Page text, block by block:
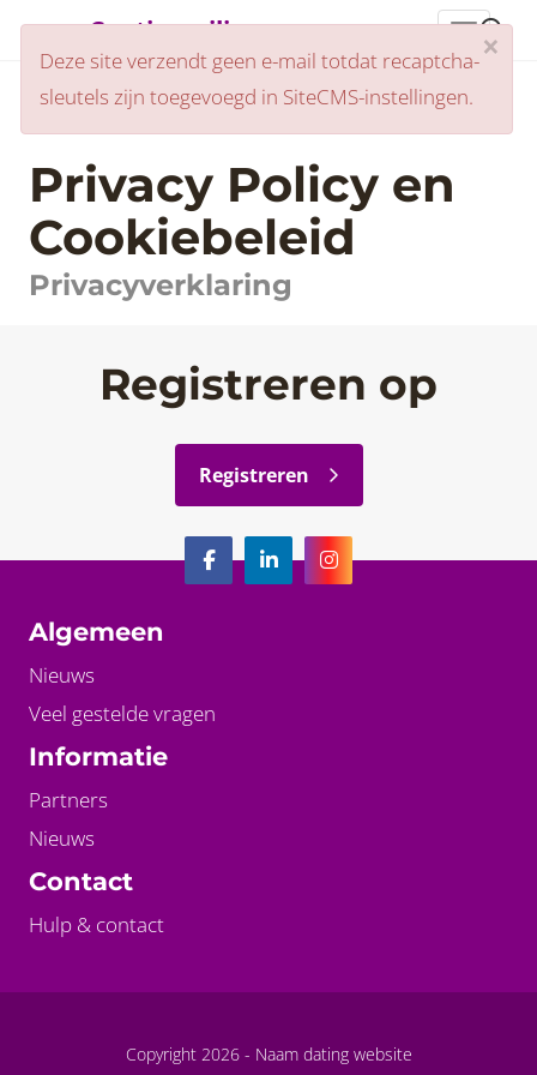
Privacy Policy en
Cookiebeleid
Privacyverklaring
Centjesveiling
Registreren op
Registreren
Algemeen
Nieuws
Veel gestelde vragen
Informatie
Partners
Nieuws
Contact
Hulp & contact
Copyright 2026 - Naam dating website
×
Deze site verzendt geen e-mail totdat recaptcha-
sleutels zijn toegevoegd in SiteCMS-instellingen.